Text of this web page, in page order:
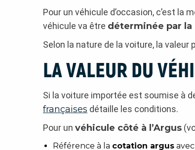
Pour un véhicule d’occasion, c’est la
véhicule va être déterminée par
Selon la nature de la voiture, la valeur
LA VALEUR DU
Si la voiture importée est soumise à
françaises détaille les conditions.
Pour un véhicule côté à l’Argus
Référence à la cotation argus